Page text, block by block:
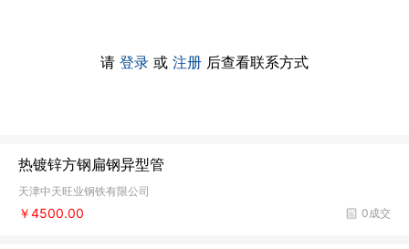
请 登录 或 注册 后查看联系方式
热镀锌方钢扁钢异型管
天津中天旺业钢铁有限公司
0成交
￥4500.00